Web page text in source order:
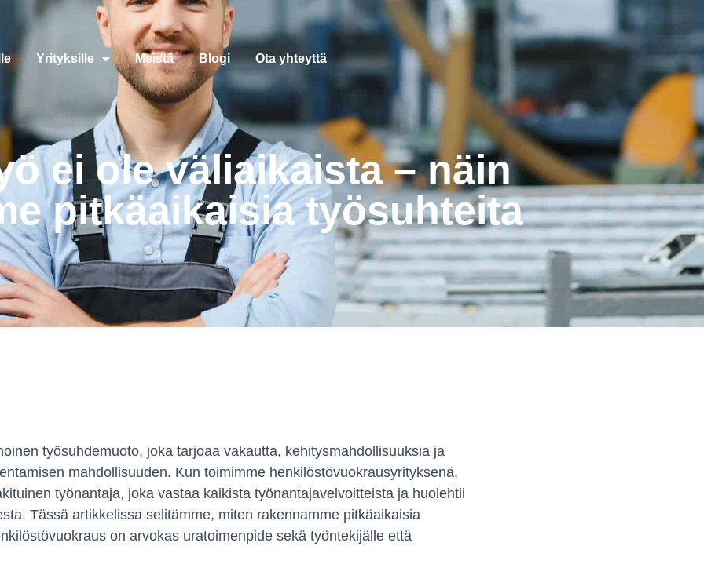
Yrityksille Meistä Blogi Ota yhteyttä
ei ole väliaikaista – näin
pitkäaikaisia työsuhteita
työsuhdemuoto, joka tarjoaa vakautta, kehitysmahdollisuuksia ja
mahdollisuuden. Kun toimimme henkilöstövuokrausyrityksenä,
työnantaja, joka vastaa kaikista työnantajavelvoitteista ja huolehtii
Tässä artikkelissa selitämme, miten rakennamme pitkäaikaisia
on arvokas uratoimenpide sekä työntekijälle että